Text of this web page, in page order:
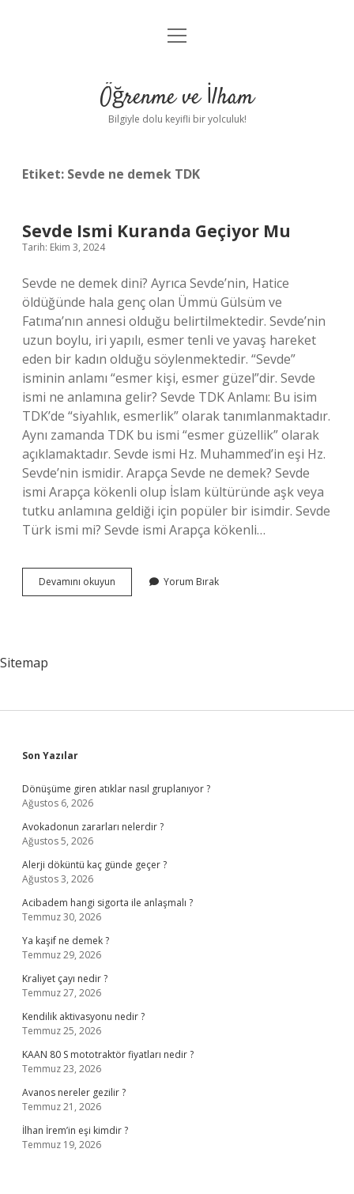
Anasayfa
Yasal Uyarı
menüyü
Öğrenme ve İlham
Bilgiyle dolu keyifli bir yolculuk!
Etiket: Sevde ne demek TDK
Sevde Ismi Kuranda Geçiyor Mu
Tarih: Ekim 3, 2024
Sevde ne demek dini? Ayrıca Sevde’nin, Hatice
öldüğünde hala genç olan Ümmü Gülsüm ve
Fatıma’nın annesi olduğu belirtilmektedir. Sevde’nin
uzun boylu, iri yapılı, esmer tenli ve yavaş hareket
eden bir kadın olduğu söylenmektedir. “Sevde”
isminin anlamı “esmer kişi, esmer güzel”dir. Sevde
ismi ne anlamına gelir? Sevde TDK Anlamı: Bu isim
TDK’de “siyahlık, esmerlik” olarak tanımlanmaktadır.
Aynı zamanda TDK bu ismi “esmer güzellik” olarak
açıklamaktadır. Sevde ismi Hz. Muhammed’in eşi Hz.
Sevde’nin ismidir. Arapça Sevde ne demek? Sevde
ismi Arapça kökenli olup İslam kültüründe aşk veya
tutku anlamına geldiği için popüler bir isimdir. Sevde
Türk ismi mi? Sevde ismi Arapça kökenli…
Devamını okuyun
Ismi
Yorum Bırak
Sitemap
Sidebar
Son Yazılar
Dönüşüme giren atıklar nasıl gruplanıyor ?
Ağustos 6, 2026
Avokadonun zararları nelerdir ?
Ağustos 5, 2026
Alerji döküntü kaç günde geçer ?
Ağustos 3, 2026
Acibadem hangi sigorta ile anlaşmalı ?
Temmuz 30, 2026
Ya kaşif ne demek ?
Temmuz 29, 2026
Kraliyet çayı nedir ?
Temmuz 27, 2026
Kendilik aktivasyonu nedir ?
Temmuz 25, 2026
KAAN 80 S mototraktör fiyatları nedir ?
Temmuz 23, 2026
Avanos nereler gezilir ?
Temmuz 21, 2026
İlhan İrem’in eşi kimdir ?
Temmuz 19, 2026